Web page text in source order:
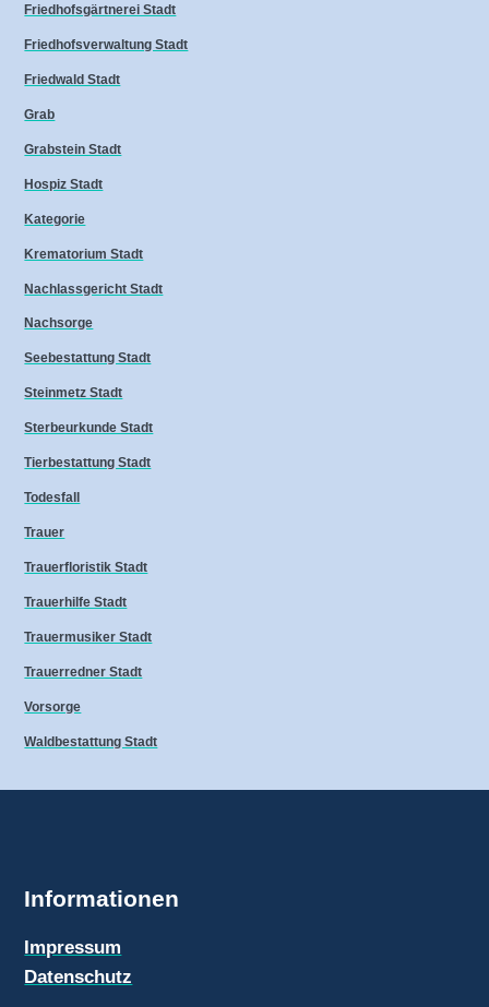
Friedhofsgärtnerei Stadt
Friedhofsverwaltung Stadt
Friedwald Stadt
Grab
Grabstein Stadt
Hospiz Stadt
Kategorie
Krematorium Stadt
Nachlassgericht Stadt
Nachsorge
Seebestattung Stadt
Steinmetz Stadt
Sterbeurkunde Stadt
Tierbestattung Stadt
Todesfall
Trauer
Trauerfloristik Stadt
Trauerhilfe Stadt
Trauermusiker Stadt
Trauerredner Stadt
Vorsorge
Waldbestattung Stadt
Informationen
Impressum
Datenschutz